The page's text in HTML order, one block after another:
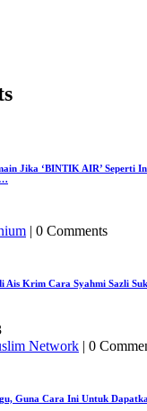
Jika ‘BINTIK AIR’ Seperti
| 0 Comments
Ais Krim Cara Syahmi Sazli
Network | 0
Guna Cara Ini Untuk